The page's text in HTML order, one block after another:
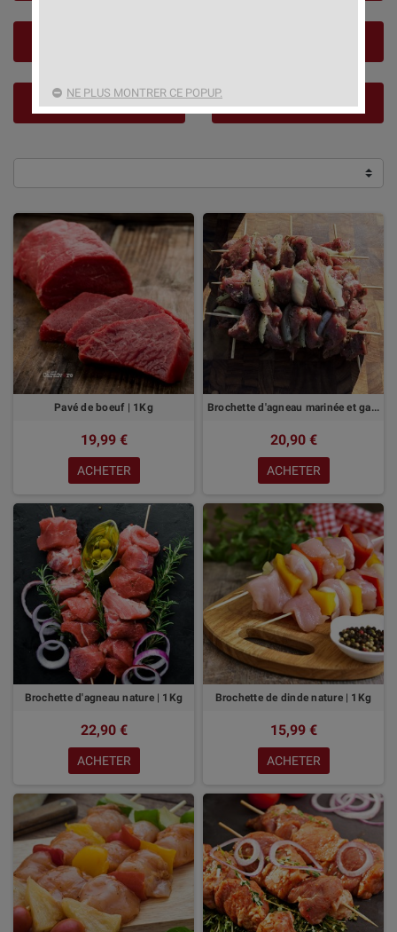
VOLAILLE
Pavé de boeuf | 1Kg
19,99 €
ACHETER
Brochette d'agneau marinée et garnie | 1Kg
20,90 €
ACHETER
Brochette d'agneau nature | 1Kg
22,90 €
ACHETER
Brochette de dinde nature | 1Kg
15,99 €
ACHETER
NE PLUS MONTRER CE POPUP.